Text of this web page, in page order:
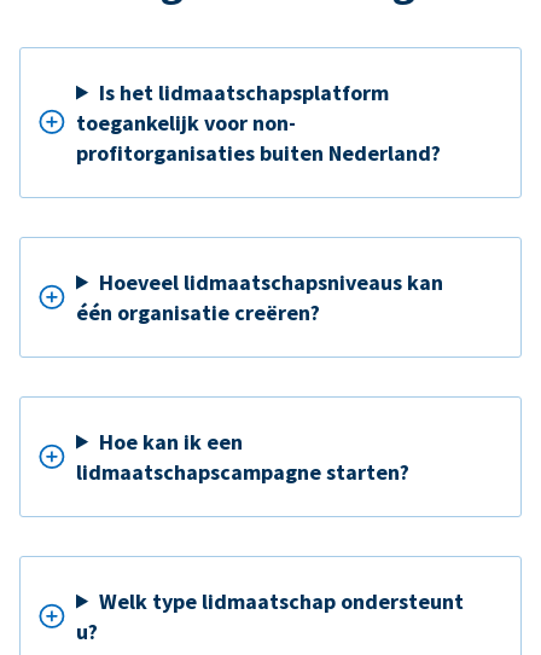
Is het lidmaatschapsplatform
toegankelijk voor non-
profitorganisaties buiten Nederland?
Hoeveel lidmaatschapsniveaus kan
één organisatie creëren?
Hoe kan ik een
lidmaatschapscampagne starten?
Welk type lidmaatschap ondersteunt
u?